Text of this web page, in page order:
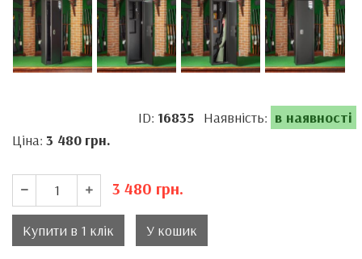
ID: 16835Наявність: в наявності
Ціна: 3 480 грн.
3 480 грн.
Купити в 1 клік У кошик